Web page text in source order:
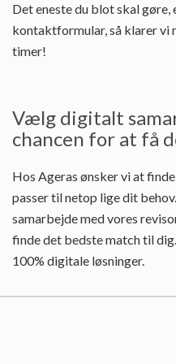
Det eneste du blot skal gøre,
kontaktformular, så klarer vi
timer!
Vælg digitalt
chancen for at få
Hos Ageras ønsker vi at
passer til netop lige dit
samarbejde med vores
finde det bedste match til
100% digitale løsninger.